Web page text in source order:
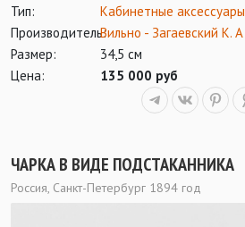
Тип:
Кабинетные аксессуары
Производитель:Вильно - Загаевский К. А
Размер:
34,5 см
Цена:
135 000 руб
ЧАРКА В ВИДЕ ПОДСТАКАННИКА
Россия, Санкт-Петербург 1894 год